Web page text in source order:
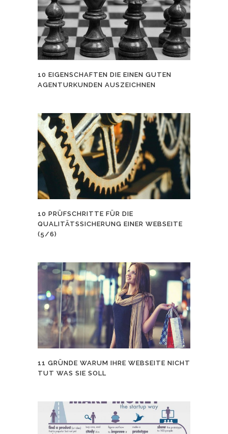
10 EIGENSCHAFTEN DIE EINEN GUTEN
AGENTURKUNDEN AUSZEICHNEN
10 PRÜFSCHRITTE FÜR DIE
QUALITÄTSSICHERUNG EINER WEBSEITE
(5/6)
11 GRÜNDE WARUM IHRE WEBSEITE NICHT
TUT WAS SIE SOLL